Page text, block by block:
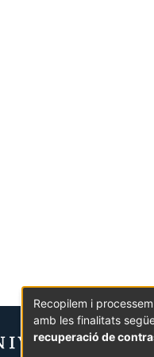
Recopilem i
amb les finalitats
recuperació de